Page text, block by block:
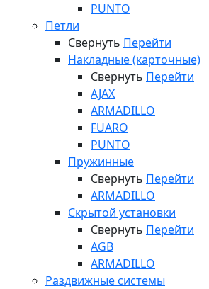
PUNTO
Петли
Свернуть Перейти
Накладные (карточные)
Свернуть Перейти
AJAX
ARMADILLO
FUARO
PUNTO
Пружинные
Свернуть Перейти
ARMADILLO
Скрытой установки
Свернуть Перейти
AGB
ARMADILLO
Раздвижные системы